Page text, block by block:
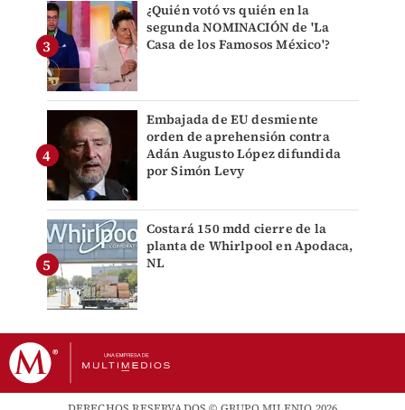
¿Quién votó vs quién en la
segunda NOMINACIÓN de 'La
Casa de los Famosos México'?
Embajada de EU desmiente
orden de aprehensión contra
Adán Augusto López difundida
por Simón Levy
Costará 150 mdd cierre de la
planta de Whirlpool en Apodaca,
NL